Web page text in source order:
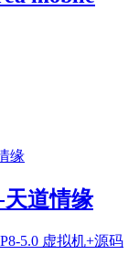
天道情缘